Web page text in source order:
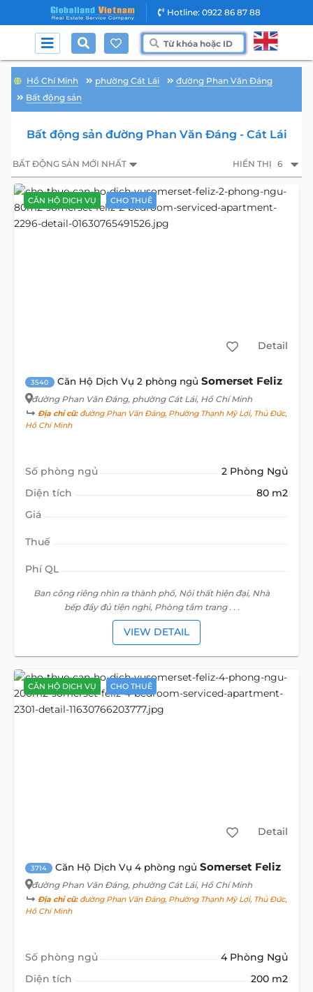
Hotline: 0922 86 87 88
Hồ Chí Minh phường Cát Lái
đường Phan Văn Đáng
Bất động sản
Bất động sản đường Phan Văn Đáng - Cát Lái
BẤT ĐỘNG SẢN MỚI NHẤT HIỂN THỊ 6
CĂN HỘ DỊCH VỤ CHO THUÊ
Detail
3540 Căn Hộ Dịch Vụ 2 phòng ngủ Somerset Feliz
đường Phan Văn Đáng, phường Cát Lái, Hồ Chí Minh
Địa chỉ cũ:đường Phan Văn Đáng, Phường Thạnh Mỹ Lợi, Thủ Đức,
Hồ Chí Minh
Số phòng ngủ
2 Phòng Ngủ
Diện tích
80 m2
Giá
Thuế
Phí QL
Ban công riêng nhìn ra thành phố, Nội thất hiện đại, Nhà
bếp đầy đủ tiện nghi, Phòng tắm trang . . .
VIEW DETAIL
CĂN HỘ DỊCH VỤ CHO THUÊ
Detail
3714 Căn Hộ Dịch Vụ 4 phòng ngủ Somerset Feliz
đường Phan Văn Đáng, phường Cát Lái, Hồ Chí Minh
Địa chỉ cũ:đường Phan Văn Đáng, Phường Thạnh Mỹ Lợi, Thủ Đức,
Hồ Chí Minh
Số phòng ngủ
4 Phòng Ngủ
Diện tích
200 m2